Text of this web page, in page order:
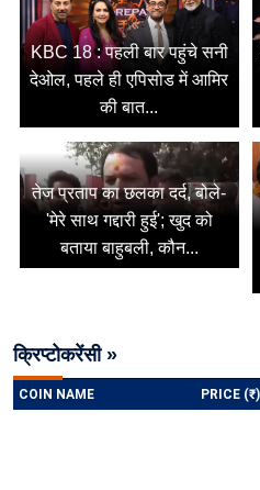
KBC 18 : पहली बार पहुंचे सनी
देओल, पहले ही एपिसोड में आमिर
की बात...
तेज प्रताप का छलका दर्द, बोले-
'मेरे साथ गद्दारी हुई'; खुद को
बताया बाहुबली, कौन...
क्रिप्टोकरेंसी »